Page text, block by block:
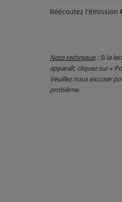
L'ŒIL DE L'OIE | PRÉSENTATION
VIDÉOS | JEUX
PARTENAIRES
Réécoutez l'émission
Note technique: Si la
apparaît, cliquez sur «
Veuillez nous excuser
problème.